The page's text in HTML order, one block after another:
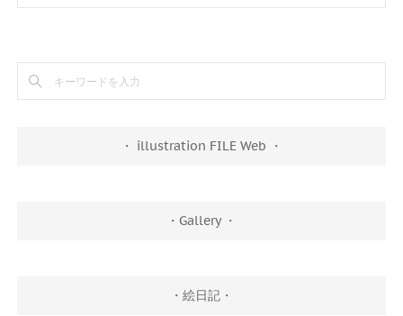
・ illustration FILE Web ・
・Gallery ・
・絵日記・